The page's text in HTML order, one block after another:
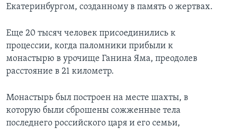
Екатеринбургом, созданному в память о жертвах.
Еще 20 тысяч человек присоединились к
процессии, когда паломники прибыли к
монастырю в урочище Ганина Яма, преодолев
расстояние в 21 километр.
Монастырь был построен на месте шахты, в
которую были сброшены сожженные тела
последнего российского царя и его семьи,